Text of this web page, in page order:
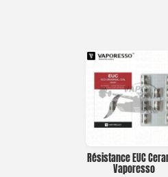
Résistance EUC
Vaporesso